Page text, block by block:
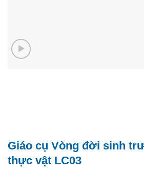
Giáo cụ Vòng đời sinh
thực vật LC03